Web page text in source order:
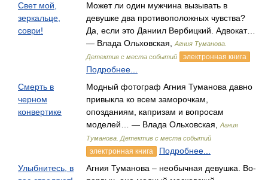
Свет мой,
зеркальце,
соври!
Может ли один мужчина вызывать в
девушке два противоположных чувства?
Да, если это Даниил Вербицкий. Адвокат…
— Влада Ольховская,
Агния Туманова.
Детектив с места событий
электронная книга
Подробнее...
Смерть в
черном
конвертике
Модный фотограф Агния Туманова давно
привыкла ко всем заморочкам,
опозданиям, капризам и вопросам
моделей… — Влада Ольховская,
Агния
Туманова. Детектив с места событий
электронная книга
Подробнее...
Улыбнитесь, в
Агния Туманова – необычная девушка. Во-